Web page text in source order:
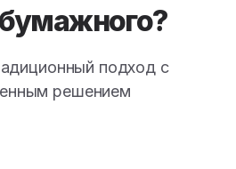
подход с
решением